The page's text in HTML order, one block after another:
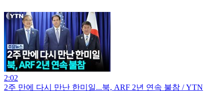
2:02
2주 만에 다시 만난 한미일...북, ARF 2년 연속 불참 / YTN